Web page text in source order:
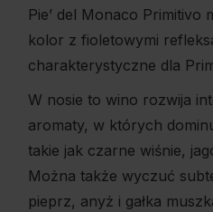
Pie’ del Monaco Primitivo
kolor z fioletowymi
charakterystyczne dla
W nosie to wino rozwija
aromaty, w których
takie jak czarne wiśnie,
Można także wyczuć
pieprz, anyż i gałka